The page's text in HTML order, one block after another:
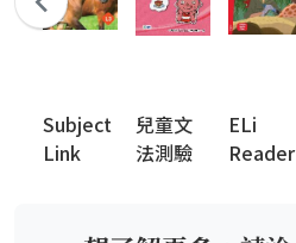
Subject
Link
兒童文
法測驗
ELi
Reader